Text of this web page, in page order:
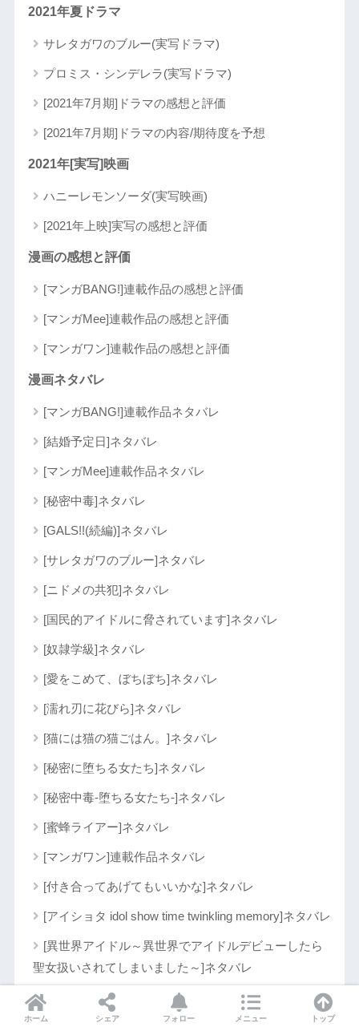
2021年夏ドラマ
サレタガワのブルー(実写ドラマ)
プロミス・シンデレラ(実写ドラマ)
[2021年7月期]ドラマの感想と評価
[2021年7月期]ドラマの内容/期待度を予想
2021年[実写]映画
ハニーレモンソーダ(実写映画)
[2021年上映]実写の感想と評価
漫画の感想と評価
[マンガBANG!]連載作品の感想と評価
[マンガMee]連載作品の感想と評価
[マンガワン]連載作品の感想と評価
漫画ネタバレ
[マンガBANG!]連載作品ネタバレ
[結婚予定日]ネタバレ
[マンガMee]連載作品ネタバレ
[秘密中毒]ネタバレ
[GALS!!(続編)]ネタバレ
[サレタガワのブルー]ネタバレ
[ニドメの共犯]ネタバレ
[国民的アイドルに脅されています]ネタバレ
[奴隷学級]ネタバレ
[愛をこめて、ぼちぼち]ネタバレ
[濡れ刃に花びら]ネタバレ
[猫には猫の猫ごはん。]ネタバレ
[秘密に堕ちる女たち]ネタバレ
[秘密中毒-堕ちる女たち-]ネタバレ
[蜜蜂ライアー]ネタバレ
[マンガワン]連載作品ネタバレ
[付き合ってあげてもいいかな]ネタバレ
[アイショタ idol show time twinkling memory]ネタバレ
[異世界アイドル～異世界でアイドルデビューしたら
聖女扱いされてしまいました～]ネタバレ
漫画を無料で読む方法!アプリ紹介
ホーム シェア フォロー メニュー トップ